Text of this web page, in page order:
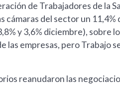
de Trabajadores de la
del sector un 11,4%
y 3,6% diciembre), sobre
las empresas, pero Trabajo
reanudaron las